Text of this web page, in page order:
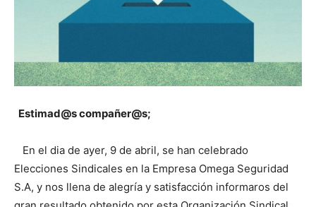
Estimad@s compañer@s;
En el dia de ayer, 9 de abril, se han celebrado
Elecciones Sindicales en la Empresa Omega Seguridad
S.A, y nos llena de alegría y satisfacción informaros del